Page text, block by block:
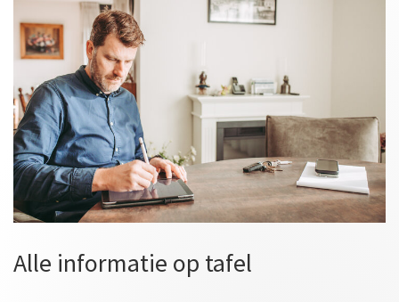
Alle informatie op tafel